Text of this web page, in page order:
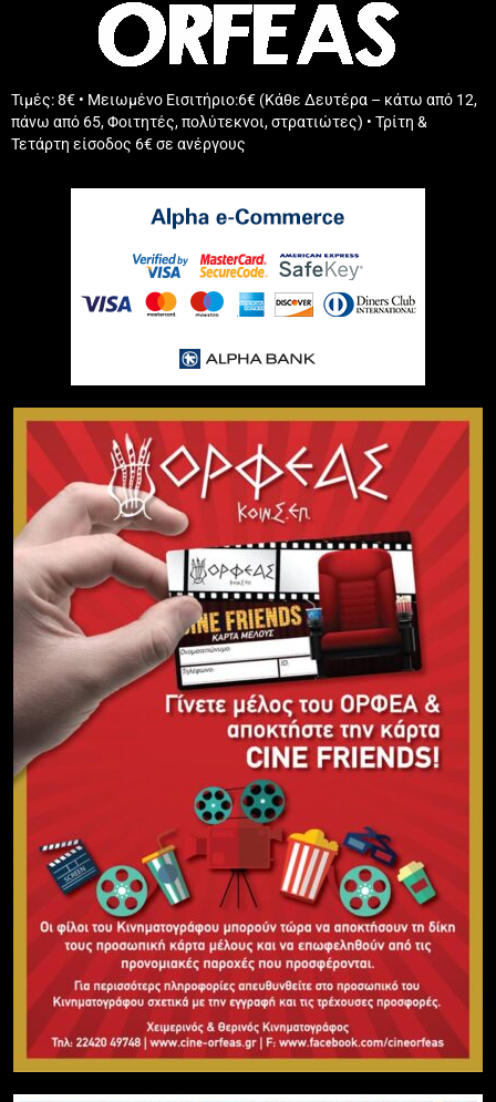
Τιμές: 8€ • Μειωμένο Εισιτήριο:6€ (Κάθε Δευτέρα – κάτω από 12,
πάνω από 65, Φοιτητές, πολύτεκνοι, στρατιώτες) • Τρίτη &
Τετάρτη είσοδος 6€ σε ανέργους